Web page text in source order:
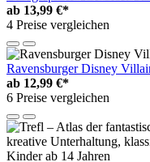
ab 13,99 €*
4 Preise vergleichen
Ravensburger Disney
ab 12,99 €*
6 Preise vergleichen